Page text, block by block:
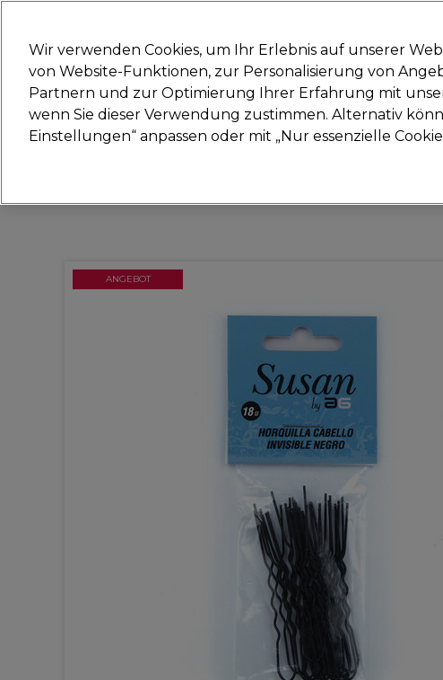
Marken
Deals Haare Elektrogeräte
Lieferung und Lieferzeiten
ANGEBOT
Wir verwenden Cookies, um Ihr Erlebnis auf unserer
von Website-Funktionen, zur Personalisierung von
Partnern und zur Optimierung Ihrer Erfahrung mit
wenn Sie dieser Verwendung zustimmen. Alternativ
Einstellungen“ anpassen oder mit „Nur essenzielle